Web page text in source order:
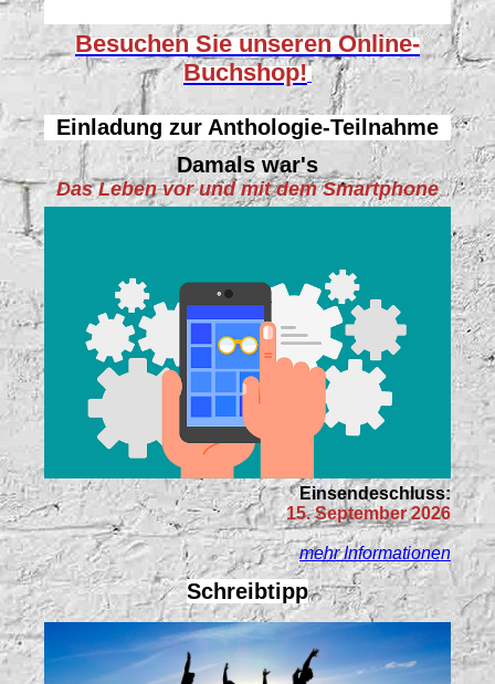
Besuchen Sie unserenOnline-
Buchshop!
Einladung zur Anthologie-Teilnahme
Damals war's
Das Leben vor und mit dem Smartphone
Einsendeschluss:
15. September 2026
mehr Informationen
Schreibtipp